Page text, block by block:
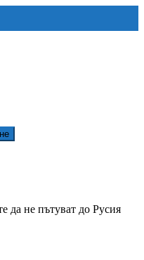
да не пътуват до Русия